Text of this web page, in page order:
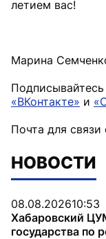
летием вас!
Марина
«ВКонтакте» и
Почта для связи
НОВОСТИ
08.08.202610:53
Хабаровский
государства по